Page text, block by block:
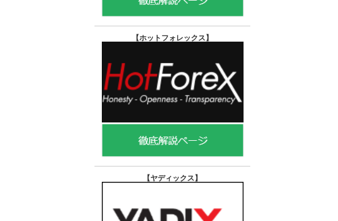
【ホットフォレックス 】
【ヤディックス 】